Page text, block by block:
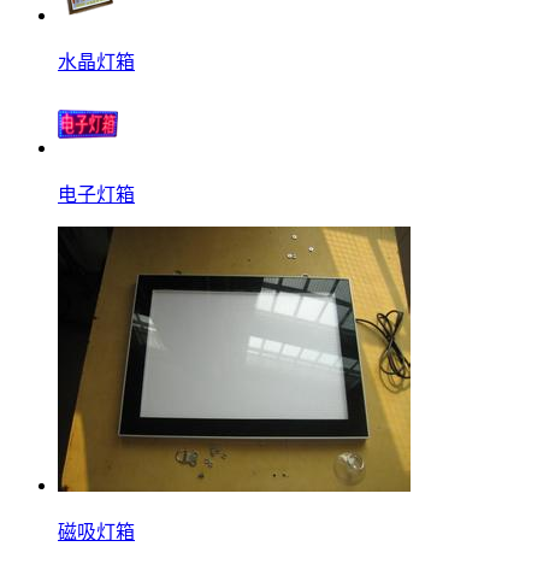
水晶灯箱
电子灯箱
磁吸灯箱